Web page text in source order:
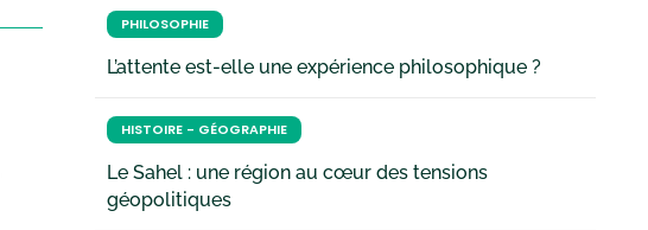
PHILOSOPHIE
L’attente est-elle une expérience philosophique ?
HISTOIRE - GÉOGRAPHIE
Le Sahel : une région au cœur des tensions
géopolitiques